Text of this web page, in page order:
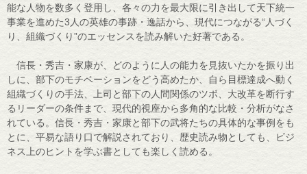
能な人物を数多く登用し、各々の力を最大限に引き出して天下統一
事業を進めた3人の英雄の事跡・逸話から、現代につながる“人づく
り、組織づくり”のエッセンスを読み解いた好著である。
信長・秀吉・家康が、どのように人の能力を見抜いたかを振り出
しに、部下のモチベーションをどう高めたか、自ら目標達成へ動く
組織づくりの手法、上司と部下の人間関係のツボ、大改革を断行す
るリーダーの条件まで、現代的視座から多角的な比較・分析がなさ
れている。信長・秀吉・家康と部下の武将たちの具体的な事例をも
とに、平易な語り口で解説されており、歴史読み物としても、ビジ
ネス上のヒントを学ぶ書としても楽しく読める。